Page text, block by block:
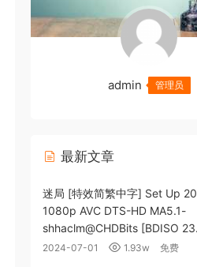
admin 管理员
最新文章
迷局 [特效简繁中字] Set Up
1080p AVC DTS-HD MA5.1-
shhaclm@CHDBits [BDISO
2024-07-01 1.93w 免费